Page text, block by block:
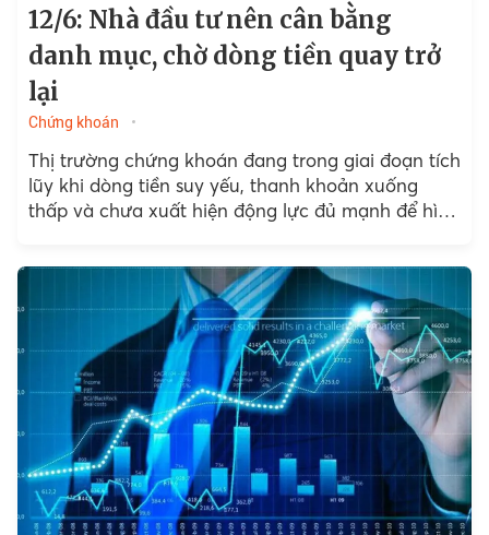
12/6: Nhà đầu tư nên cân bằng
danh mục, chờ dòng tiền quay trở
lại
Chứng khoán
Thị trường chứng khoán đang trong giai đoạn tích
lũy khi dòng tiền suy yếu, thanh khoản xuống
thấp và chưa xuất hiện động lực đủ mạnh để hình